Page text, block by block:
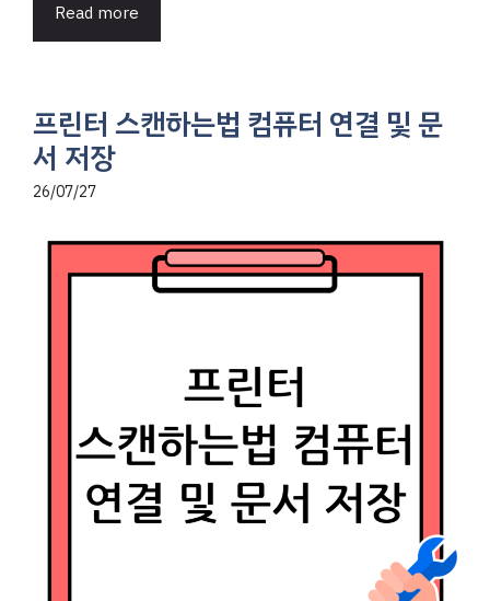
Read more
프린터 스캔하는법 컴퓨터 연결 및 문
서 저장
26/07/27